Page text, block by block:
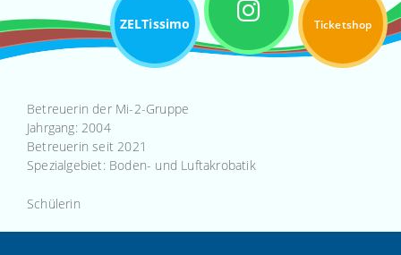
Ticketshop
ZELTissimo
Betreuerin der Mi-2-Gruppe
Jahrgang: 2004
Betreuerin seit 2021
Spezialgebiet: Boden- und Luftakrobatik
Schülerin